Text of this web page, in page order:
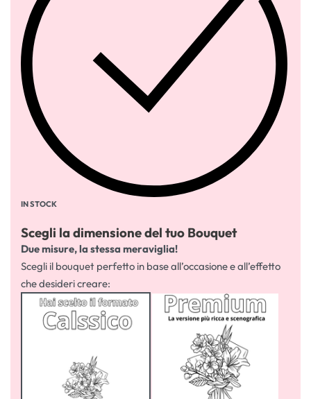
IN STOCK
Scegli la dimensione del tuo Bouquet
Due misure, la stessa meraviglia!
Scegli il bouquet perfetto in base all’occasione e all’effetto
che desideri creare: